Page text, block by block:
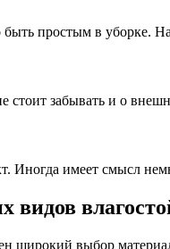
простым в уборке.
стоит забывать и о
имеет смысл
видов
широкий выбор